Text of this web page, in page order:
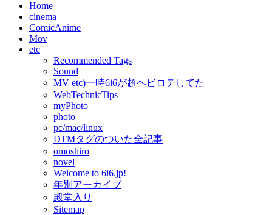
Home
cinema
ComicAnime
Mov
etc
Recommended Tags
Sound
MV etc)一時6i6が超ヘビロテしてた
WebTechnicTips
myPhoto
photo
pc/mac/linux
DTMタグのついた全記事
omoshiro
novel
Welcome to 6i6.jp!
年別アーカイブ
殿堂入り
Sitemap